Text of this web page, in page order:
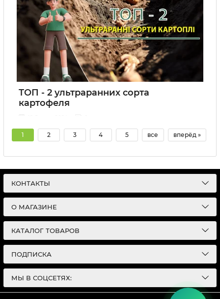
ТОП - 2 ультраранних сорта
картофеля
1 2 3 4 5 все вперёд »
КОНТАКТЫ
О МАГАЗИНЕ
КАТАЛОГ ТОВАРОВ
ПОДПИСКА
МЫ В СОЦСЕТЯХ: